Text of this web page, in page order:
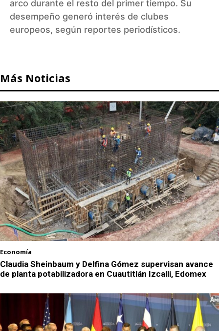
arco durante el resto del primer tiempo. Su
desempeño generó interés de clubes
europeos, según reportes periodísticos.
Más Noticias
Economía
Claudia Sheinbaum y Delfina Gómez supervisan avance
de planta potabilizadora en Cuautitlán Izcalli, Edomex